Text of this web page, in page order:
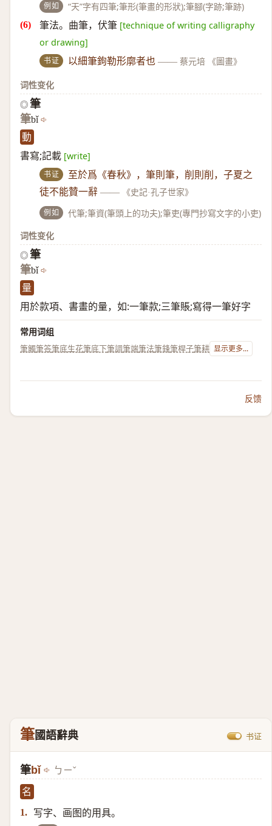
例如 “天”字有四筆;筆形(筆畫的形狀);筆腳(字跡;筆跡)
筆法。曲筆，伏筆 [technique of writing calligraphy
or drawing]
书证 以細筆鉤勒形廓者也 —— 蔡元培 《圖畫》
词性变化
◎ 筆
筆bǐ
動
書寫;記載 [write]
书证
至於爲《春秋》，筆則筆，削則削，子夏之
徒不能贊一辭 —— 《史記·孔子世家》
例如
代筆;筆資(筆頭上的功夫);筆吏(專門抄寫文字的小吏)
词性变化
◎ 筆
筆bǐ
量
用於款項、書畫的量，如:一筆款;三筆賬;寫得一筆好字
常用词组
筆觸筆答筆底生花筆底下筆調筆端筆法筆鋒筆桿子筆耕 显示更多...
反馈
筆國語辭典 书证
筆bǐ ㄅㄧˇ
名
1.
写字、画图的用具。